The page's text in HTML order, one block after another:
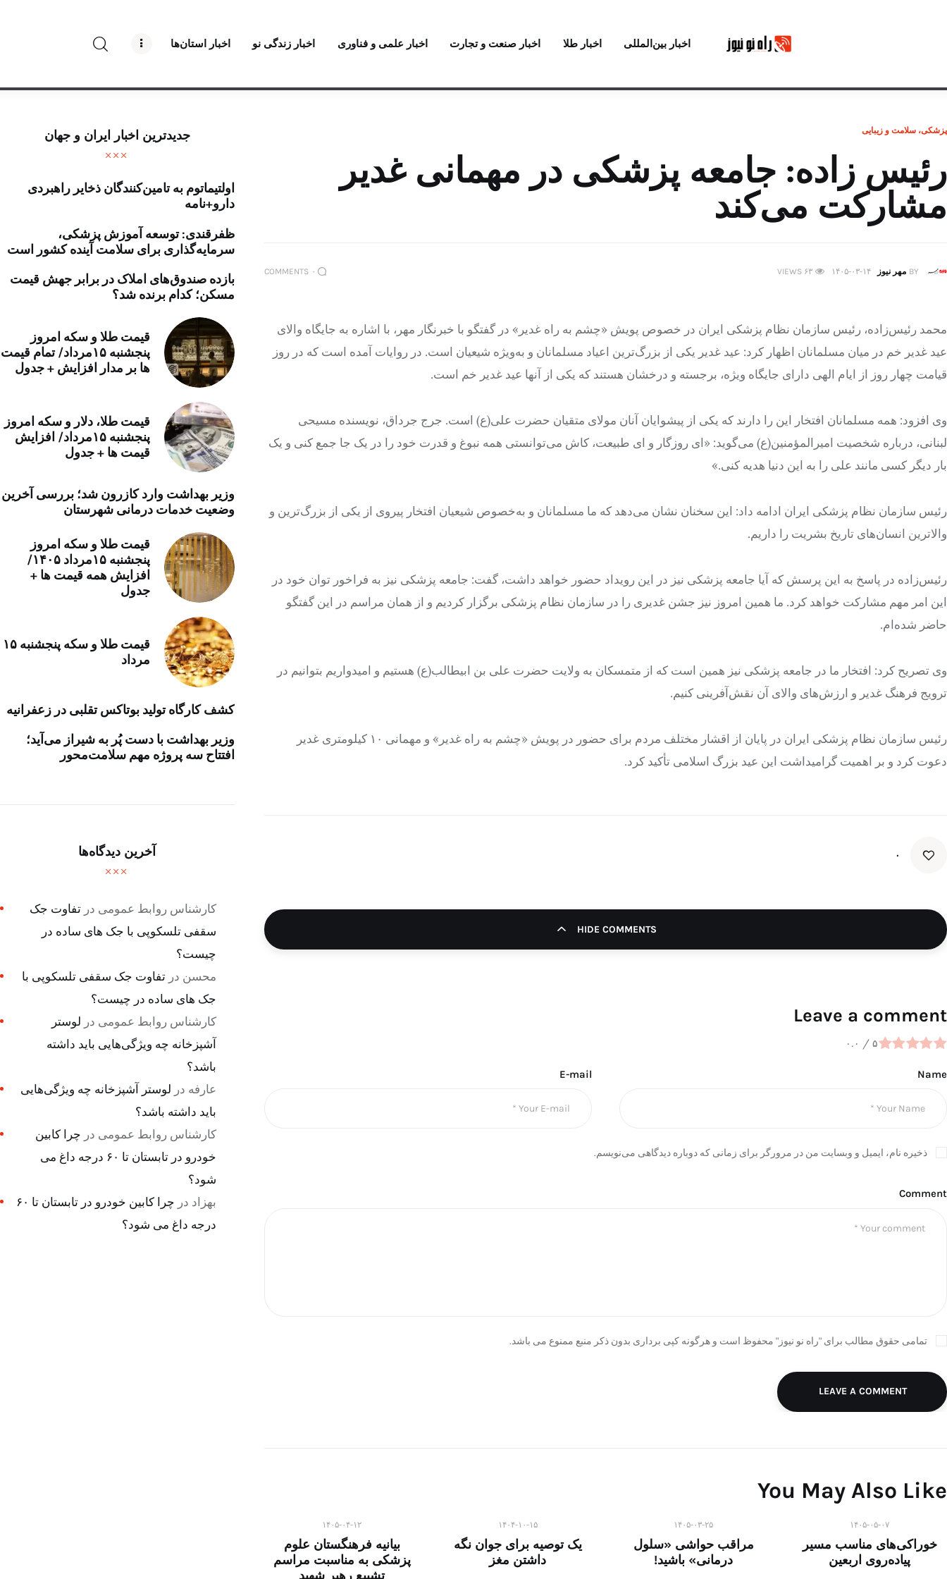
اخبار بین‌المللی اخبار طلا اخبار صنعت و تجارت اخبار علمی و فناوری اخبار زندگی نو اخبار استان‌ها
درباره راه‌ نو نیوز
ارتباط با راه‌ نو نیوز
تبلیغات راه نو نیوز
آوین دیلی
تک کده
خرید موتور ایمپلنت
پزشکی، سلامت و زیبایی
رئیس زاده: جامعه پزشکی در مهمانی غدیر
مشارکت می‌کند
BY مهر نیوز ۱۴۰۵-۰۳-۱۴ ۶۳ VIEWS ۰ COMMENTS
محمد رئیس‌زاده، رئیس سازمان نظام پزشکی ایران در خصوص پویش «چشم به راه غدیر» در گفتگو با خبرنگار مهر، با اشاره به جایگاه والای
عید غدیر خم در میان مسلمانان اظهار کرد: عید غدیر یکی از بزرگ‌ترین اعیاد مسلمانان و به‌ویژه شیعیان است. در روایات آمده است که در روز
قیامت چهار روز از ایام الهی دارای جایگاه ویژه، برجسته و درخشان هستند که یکی از آنها عید غدیر خم است.
وی افزود: همه مسلمانان افتخار این را دارند که یکی از پیشوایان آنان مولای متقیان حضرت علی(ع) است. جرج جرداق، نویسنده مسیحی
لبنانی، درباره شخصیت امیرالمؤمنین(ع) می‌گوید: «ای روزگار و ای طبیعت، کاش می‌توانستی همه نبوغ و قدرت خود را در یک جا جمع کنی و یک
بار دیگر کسی مانند علی را به این دنیا هدیه کنی.»
رئیس سازمان نظام پزشکی ایران ادامه داد: این سخنان نشان می‌دهد که ما مسلمانان و به‌خصوص شیعیان افتخار پیروی از یکی از بزرگ‌ترین و
والاترین انسان‌های تاریخ بشریت را داریم.
رئیس‌زاده در پاسخ به این پرسش که آیا جامعه پزشکی نیز در این رویداد حضور خواهد داشت، گفت: جامعه پزشکی نیز به فراخور توان خود در
این امر مهم مشارکت خواهد کرد. ما همین امروز نیز جشن غدیری را در سازمان نظام پزشکی برگزار کردیم و از همان مراسم در این گفتگو
حاضر شده‌ام.
وی تصریح کرد: افتخار ما در جامعه پزشکی نیز همین است که از متمسکان به ولایت حضرت علی بن ابیطالب(ع) هستیم و امیدواریم بتوانیم در
ترویج فرهنگ غدیر و ارزش‌های والای آن نقش‌آفرینی کنیم.
رئیس سازمان نظام پزشکی ایران در پایان از اقشار مختلف مردم برای حضور در پویش «چشم به راه غدیر» و مهمانی ۱۰ کیلومتری غدیر
دعوت کرد و بر اهمیت گرامیداشت این عید بزرگ اسلامی تأکید کرد.
۰
HIDE COMMENTS
Leave a comment
۰.۰ / ۵
Name
E-mail
ذخیره نام، ایمیل و وبسایت من در مرورگر برای زمانی که دوباره دیدگاهی می‌نویسم.
Comment
تمامی حقوق مطالب برای "راه نو نیوز" محفوظ است و هرگونه کپی برداری بدون ذکر منبع ممنوع می باشد.
LEAVE A COMMENT
You May Also Like
۱۴۰۵-۰۵-۰۷
خوراکی‌های مناسب مسیر
پیاده‌روی اربعین
۱۴۰۵-۰۳-۲۵
مراقب حواشی «سلول
درمانی» باشید!
۱۴۰۴-۱۰-۱۵
یک توصیه برای جوان نگه
داشتن مغز
۱۴۰۵-۰۴-۱۲
بیانیه فرهنگستان علوم
پزشکی به مناسبت مراسم
تشییع رهبر شهید
جدیدترین اخبار ایران و جهان
اولتیماتوم به تامین‌کنندگان ذخایر راهبردی
دارو+نامه
ظفرقندی: توسعه آموزش پزشکی،
سرمایه‌گذاری برای سلامت آینده کشور است
بازده صندوق‌های املاک در برابر جهش قیمت
مسکن؛ کدام برنده شد؟
قیمت طلا و سکه امروز
پنجشنبه ۱۵مرداد/ تمام قیمت
ها بر مدار افزایش + جدول
قیمت طلا، دلار و سکه امروز
پنجشنبه ۱۵مرداد/ افزایش
قیمت ها + جدول
وزیر بهداشت وارد کازرون شد؛ بررسی آخرین
وضعیت خدمات درمانی شهرستان
قیمت طلا و سکه امروز
پنجشنبه ۱۵مرداد ۱۴۰۵/
افزایش همه قیمت ها +
جدول
قیمت طلا و سکه پنجشنبه ۱۵
مرداد
کشف کارگاه تولید بوتاکس تقلبی در زعفرانیه
وزیر بهداشت با دست پُر به شیراز می‌آید؛
افتتاح سه پروژه مهم سلامت‌محور
آخرین دیدگاه‌ها
کارشناس روابط عمومی در تفاوت جک
سقفی تلسکوپی با جک های ساده در
چیست؟
محسن در تفاوت جک سقفی تلسکوپی با
جک های ساده در چیست؟
کارشناس روابط عمومی در لوستر
آشپزخانه چه ویژگی‌هایی باید داشته
باشد؟
عارفه در لوستر آشپزخانه چه ویژگی‌هایی
باید داشته باشد؟
کارشناس روابط عمومی در چرا کابین
خودرو در تابستان تا ۶۰ درجه داغ می
شود؟
بهزاد در
چرا کابین خودرو در تابستان تا ۶۰
درجه داغ می شود؟